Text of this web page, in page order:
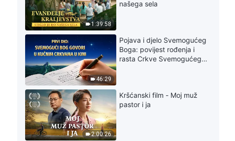
1:39:58
našega sela
46:29
Pojava i djelo Svemogućeg
Boga: povijest rođenja i
rasta Crkve Svemogućeg
2:00:26
Kršćanski film - Moj muž
pastor i ja